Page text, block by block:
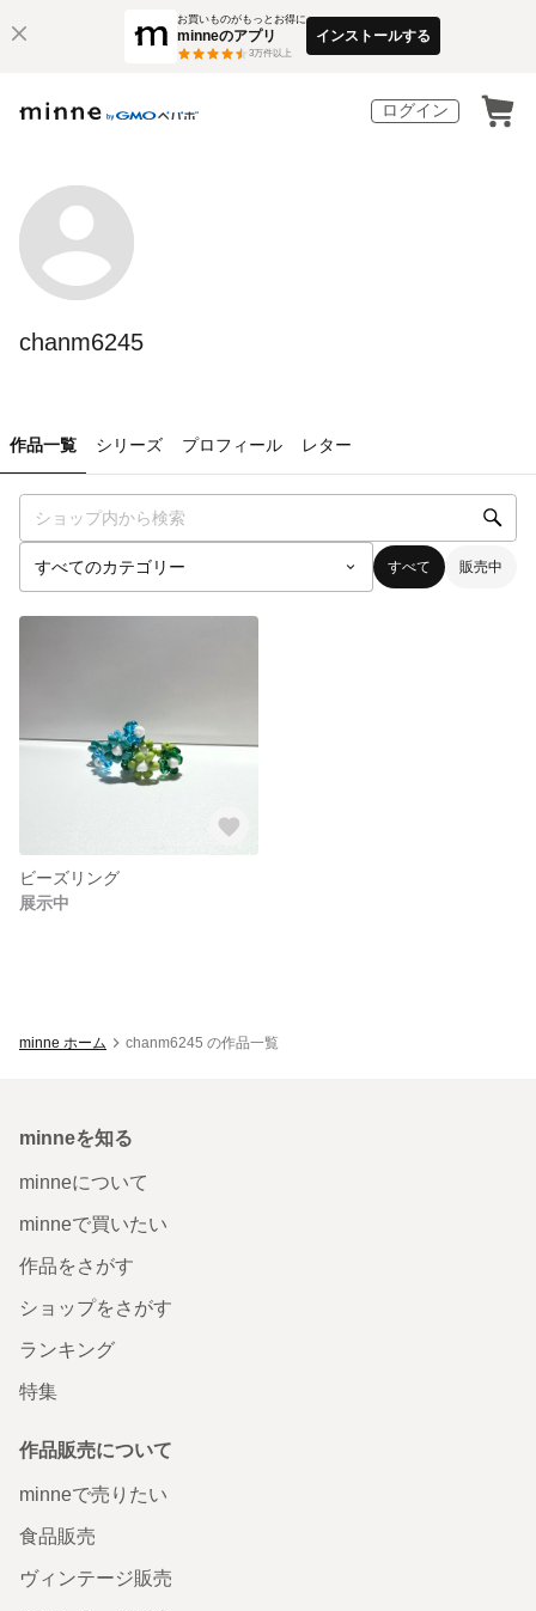
お買いものがもっとお得に
minneのアプリ
3万件以上
インストールする
ログイン
chanm6245
作品一覧 シリーズ プロフィール レター
すべて 販売中
ビーズリング
展示中
minne ホーム chanm6245 の作品一覧
minneを知る
minneについて
minneで買いたい
作品をさがす
ショップをさがす
ランキング
特集
作品販売について
minneで売りたい
食品販売
ヴィンテージ販売